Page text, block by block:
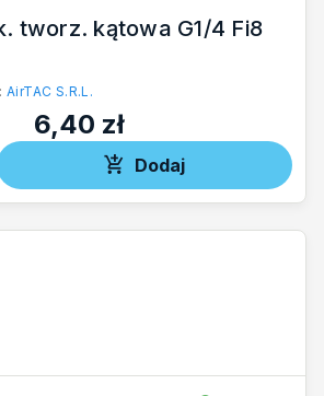
tworz. kątowa G1/4 Fi8
AirTAC S.R.L.
6,40 zł
Dodaj